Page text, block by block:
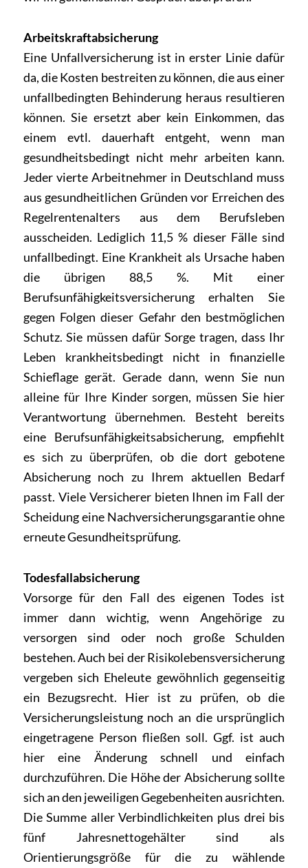
Arbeitskraftabsicherung
Eine Unfallversicherung ist in erster Linie dafür
da, die Kosten bestreiten zu können, die aus einer
unfallbedingten Behinderung heraus resultieren
können. Sie ersetzt aber kein Einkommen, das
einem evtl. dauerhaft entgeht, wenn man
gesundheitsbedingt nicht mehr arbeiten kann.
Jeder vierte Arbeitnehmer in Deutschland muss
aus gesundheitlichen Gründen vor Erreichen des
Regelrentenalters aus dem Berufsleben
ausscheiden. Lediglich 11,5 % dieser Fälle sind
unfallbedingt. Eine Krankheit als Ursache haben
die übrigen 88,5 %. Mit einer
Berufsunfähigkeitsversicherung erhalten Sie
gegen Folgen dieser Gefahr den bestmöglichen
Schutz. Sie müssen dafür Sorge tragen, dass Ihr
Leben krankheitsbedingt nicht in finanzielle
Schieflage gerät. Gerade dann, wenn Sie nun
alleine für Ihre Kinder sorgen, müssen Sie hier
Verantwortung übernehmen. Besteht bereits
eine Berufsunfähigkeitsabsicherung, empfiehlt
es sich zu überprüfen, ob die dort gebotene
Absicherung noch zu Ihrem aktuellen Bedarf
passt. Viele Versicherer bieten Ihnen im Fall der
Scheidung eine Nachversicherungsgarantie ohne
erneute Gesundheitsprüfung.
Todesfallabsicherung
Vorsorge für den Fall des eigenen Todes ist
immer dann wichtig, wenn Angehörige zu
versorgen sind oder noch große Schulden
bestehen. Auch bei der Risikolebensversicherung
vergeben sich Eheleute gewöhnlich gegenseitig
ein Bezugsrecht. Hier ist zu prüfen, ob die
Versicherungsleistung noch an die ursprünglich
eingetragene Person fließen soll. Ggf. ist auch
hier eine Änderung schnell und einfach
durchzuführen. Die Höhe der Absicherung sollte
sich an den jeweiligen Gegebenheiten ausrichten.
Die Summe aller Verbindlichkeiten plus drei bis
fünf Jahresnettogehälter sind als
Orientierungsgröße für die zu wählende